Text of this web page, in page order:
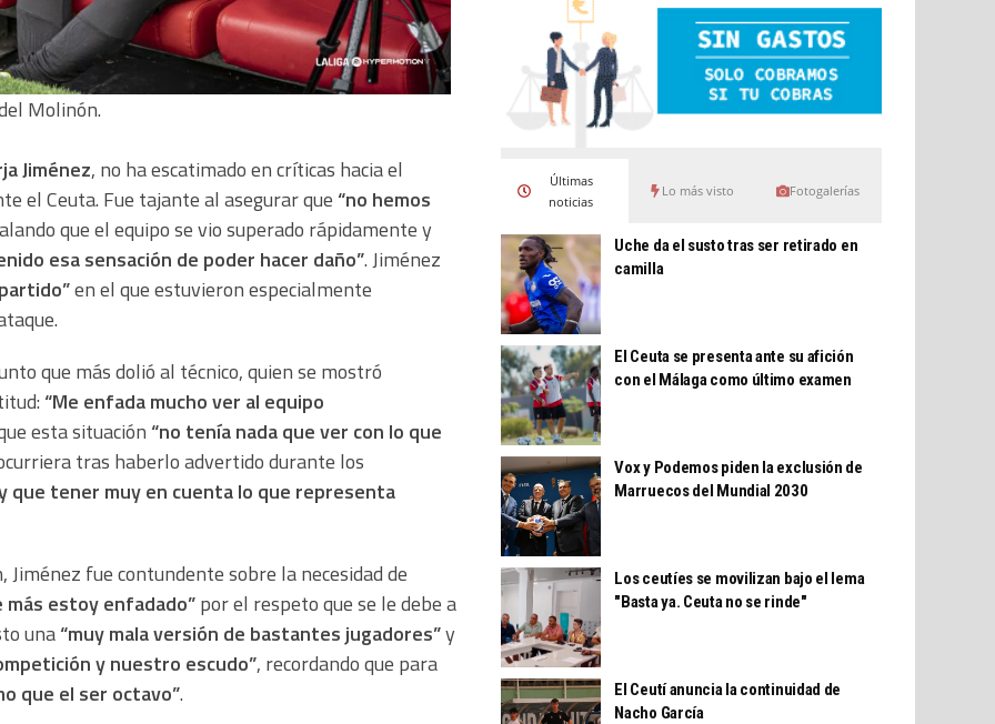
Molinón.
Jiménez, no ha escatimado en críticas hacia el
el Ceuta. Fue tajante al asegurar que “no hemos
que el equipo se vio superado rápidamente y
esa sensación de poder hacer daño”. Jiménez
en el que estuvieron especialmente
que más dolió al técnico, quien se mostró
“Me enfada mucho ver al equipo
esta situación “no tenía nada que ver con lo que
tras haberlo advertido durante los
que tener muy en cuenta lo que representa
fue contundente sobre la necesidad de
más estoy enfadado”por el respeto que se le debe a
una“muy mala versión de bastantes jugadores”y
y nuestro escudo”, recordando que para
que el ser octavo”.
Últimas
noticias
Lo más visto Fotogalerías
Uche da el susto tras ser retirado en
camilla
El Ceuta se presenta ante su afición
con el Málaga como último examen
Vox y Podemos piden la exclusión de
Marruecos del Mundial 2030
Los ceutíes se movilizan bajo el lema
"Basta ya. Ceuta no se rinde"
El Ceutí anuncia la continuidad de
Nacho García